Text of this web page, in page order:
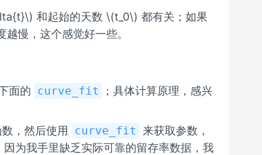
和起始的天数 \(t_0\) 都有关；如果
慢，这个感觉好一些。
面的 curve_fit
；具体计算原理，感兴
，然后使用 curve_fit 来获取参数，
为我手里缺乏实际可靠的留存率数据，我